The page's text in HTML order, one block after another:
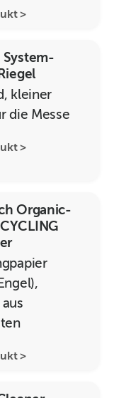
>
System-
kleiner
die Messe
>
Organic-
aus
>